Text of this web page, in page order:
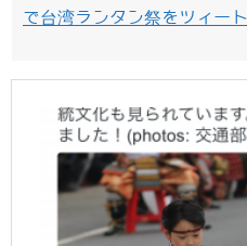
で台湾ランタン祭をツィート